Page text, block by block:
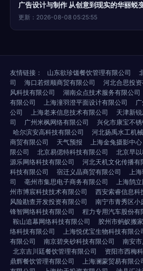
广告设计与制作 从创意到现实的华丽蜕
更新：2026-08-08 05:25:55
友情链接： 山东欲珍馐餐饮管理有限公司
司
海口若煜顺商贸有限公司 河北合思投
风科技有限公司
湖南众点技术服务有限公司
有限公司
上海潼羽澄平面设计有限公司
公司
上海老来信息技术有限公司
天津新
司
广州米枫网络有限公司 兴化市康宝不
哈尔滨安高科技有限公司
河北扬禹水工机
商贸有限公司
天气预报 上海金兔摄影中心
限公司
北京易偲特科技有限公司 北京早
源乐网络科技有限公司
河北天机文化传播有
科技有限公司
宿迁义晶商贸有限公司
上
司
亳州市集思电子商务有限公司 上海鹄
州市博宸科技技术有限公司
西安索睿信息科
风险勘查开发投资有限公司
南宁市青秀区小
锋智网络科技有限公司
程力专用汽车股份有
鞍山追幕网络科技有限公司
胶州市蚂蚁搬
络科技有限公司
上海悦优宝生物科技有限公
有限公司
南京碧夹砂科技有限公司
南安
北京吉川廷餐饮管理有限公司
资阳市西梅
鼎辉餐饮管理有限公司
上海澜蒙贸易有限公